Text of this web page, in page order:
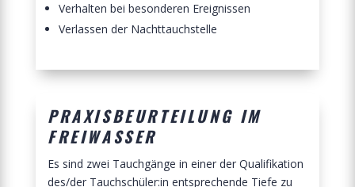
Verhalten bei besonderen Ereignissen
Verlassen der Nachttauchstelle
PRAXISBEURTEILUNG IM
FREIWASSER
Es sind zwei Tauchgänge in einer der Qualifikation
des/der Tauchschüler:in entsprechende Tiefe zu